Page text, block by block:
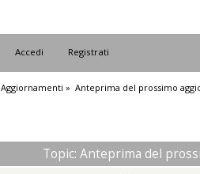
Accedi Registrati
Aggiornamenti » Anteprima del prossimo
Topic: Anteprima del